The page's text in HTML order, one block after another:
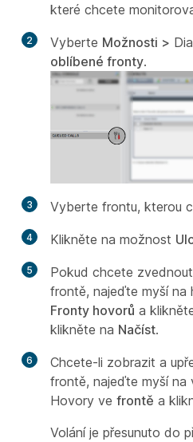
které chcete
2 Vyberte Možnosti >
oblíbené fronty.
3 Vyberte frontu, kterou
4 Klikněte na možnost
5
Pokud chcete
frontě, najeďte myší na
Fronty hovorů a
klikněte na Načíst.
6
Chcete-li zobrazit a
frontě, najeďte myší na
Hovory ve frontě a
Volání je přesunuto do